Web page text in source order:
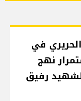
في
نهج
رفيق